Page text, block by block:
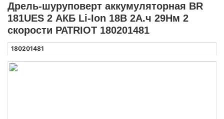
Дрель-шуруповерт аккумуляторная BR
181UES 2 АКБ Li-Ion 18В 2А.ч 29Нм 2
скорости PATRIOT 180201481
180201481